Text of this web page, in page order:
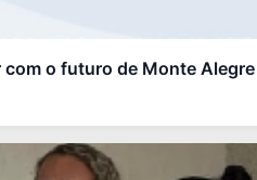
o futuro de Monte Alegre